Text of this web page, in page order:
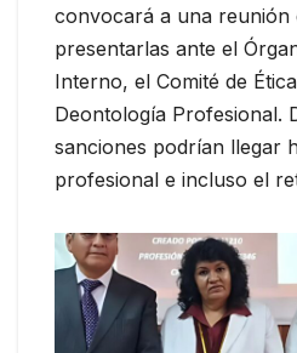
convocará a una reunión
presentarlas ante el
Interno, el Comité de
Deontología Profesional.
sanciones podrían llegar
profesional e incluso el